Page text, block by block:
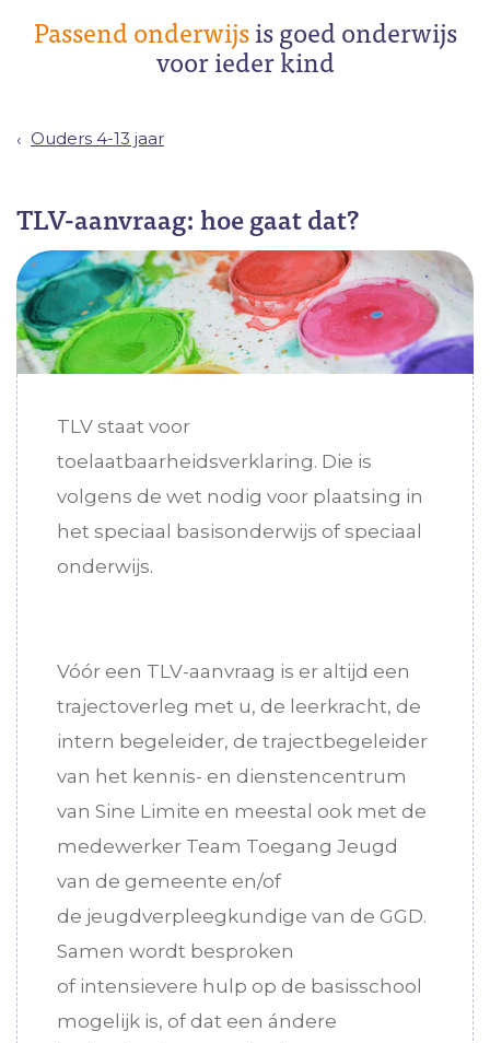
Passend onderwijsis goed onderwijs
voor ieder kind
Ouders 4-13 jaar
TLV-aanvraag: hoe gaat dat?
TLV staat voor
toelaatbaarheidsverklaring. Die is
volgens de wet nodig voor plaatsing in
het speciaal basisonderwijs of speciaal
onderwijs.
Vóór een TLV-aanvraag is er altijd een
trajectoverleg met u, de leerkracht, de
intern begeleider, de trajectbegeleider
van het kennis- en dienstencentrum
van Sine Limite en meestal ook met de
medewerker Team Toegang Jeugd
van de gemeente en/of
de jeugdverpleegkundige van de GGD.
Samen wordt besproken
of intensievere hulp op de basisschool
mogelijk is, of dat een ándere